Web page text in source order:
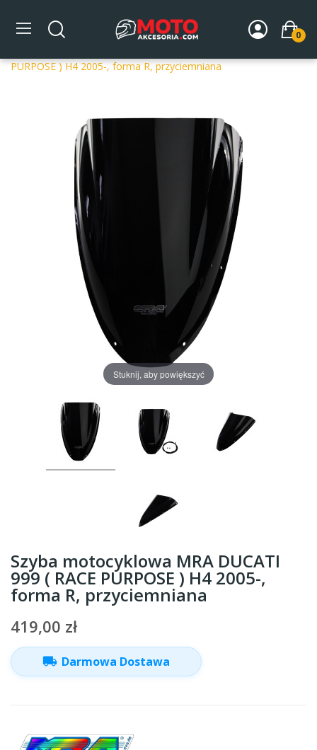
0
Strona główna DLA MOTOCYKLA Szyby
Szyby
PURPOSE ) H4 2005-, forma R, przyciemniana
Stuknij, aby powiększyć
Szyba motocyklowa MRA DUCATI
999 ( RACE PURPOSE ) H4 2005-,
forma R, przyciemniana
419,00 zł
local_shipping Darmowa Dostawa